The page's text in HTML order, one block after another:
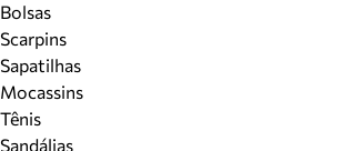
Bolsas
Scarpins
Sapatilhas
Mocassins
Tênis
Sandálias